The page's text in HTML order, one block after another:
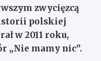
zwycięzcą
polskiej
w 2011 roku,
„Nie mamy nic”.